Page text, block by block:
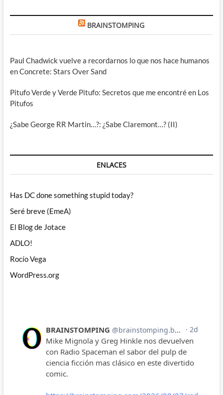
BRAINSTOMPING
Paul Chadwick vuelve a recordarnos lo que nos hace humanos
en Concrete: Stars Over Sand
Pitufo Verde y Verde Pitufo: Secretos que me encontré en Los
Pitufos
¿Sabe George RR Martin…?: ¿Sabe Claremont…? (II)
ENLACES
Has DC done something stupid today?
Seré breve (EmeA)
El Blog de Jotace
ADLO!
Rocío Vega
WordPress.org